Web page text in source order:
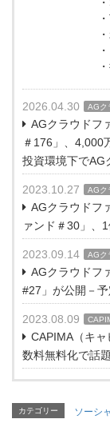
2026.04.30 AGク
AGクラウドフ
＃176」、4,000
投資環境下でAG
2023.10.27 AGク
AGクラウドフ
ァンド＃30」、
2023.09.14 AGク
AGクラウドフ
#27」が公開－
2023.08.09
CAPIMA（キ
数料無料化で話
カテゴリー ソーシ